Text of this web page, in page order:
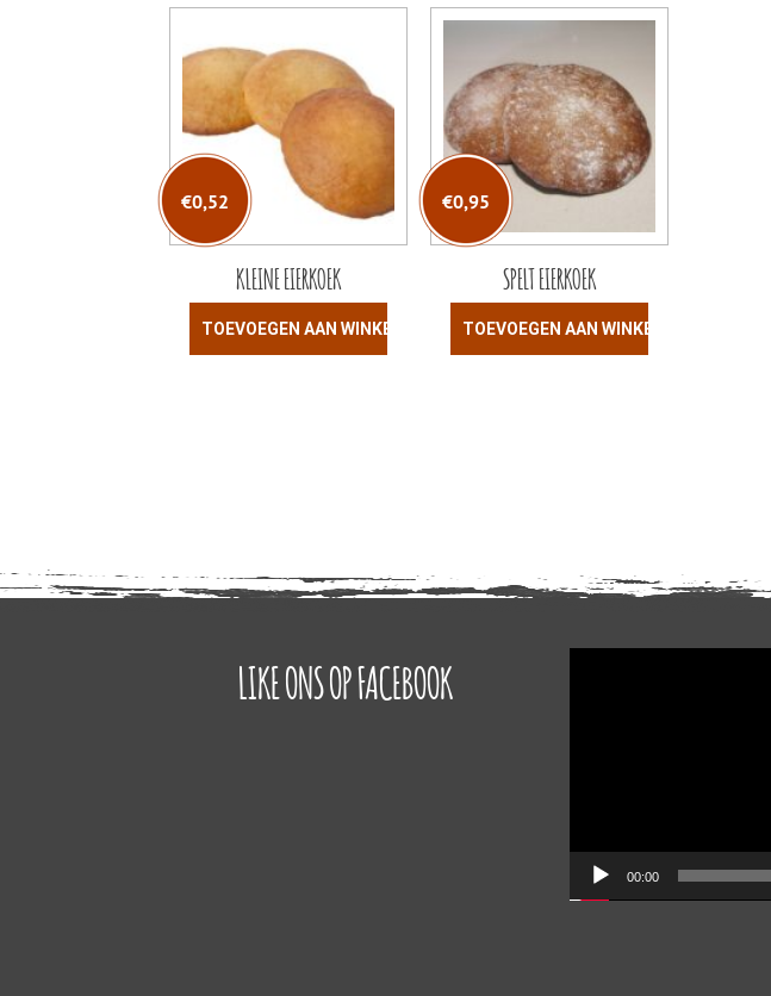
KLEINE EIERKOEK
€0,52
TOEVOEGEN AAN WINKELWAGEN
SPELT EIERKOEK
€0,95
TOEVOEGEN AAN WINKELWAGEN
LIKE ONS OP FACEBOOK
00:00